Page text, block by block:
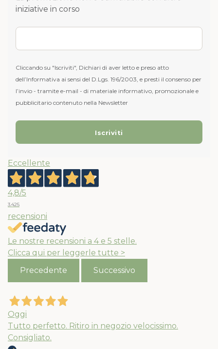
iniziative in corso
Cliccando su "Iscriviti", Dichiari di aver letto e preso atto
dell’Informativa ai sensi del D.Lgs. 196/2003, e presti il consenso per
l’invio - tramite e-mail - di materiale informativo, promozionale e
pubblicitario contenuto nella Newsletter
Eccellente
4,8/5
3.425
recensioni
Le nostre recensioni a 4 e 5 stelle.
Clicca qui per leggerle tutte >
Precedente
Successivo
Oggi
Tutto perfetto. Ritiro in negozio velocissimo.
Consigliato.